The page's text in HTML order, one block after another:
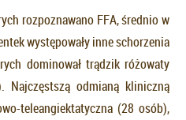
rozpoznawano FFA, średnio w
występowały inne schorzenia
dominował trądzik różowaty
Najczęstszą odmianą kliniczną
teleangiektatyczna (28 osób),